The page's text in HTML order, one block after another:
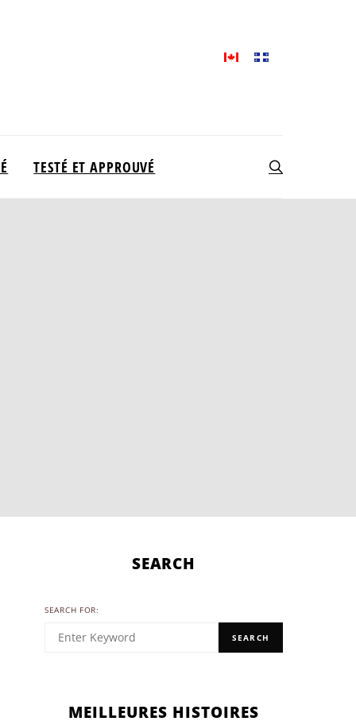
TESTÉ ET APPROUVÉ
SEARCH
SEARCH FOR:
SEARCH
MEILLEURES HISTOIRES